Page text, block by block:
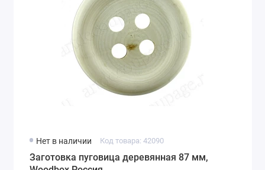
Нет в наличии Код товара: 42090
Заготовка пуговица деревянная 87 мм,